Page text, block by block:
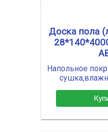
Доска пола
Напольное